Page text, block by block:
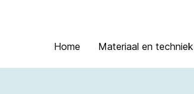
Home Materiaal en techniek